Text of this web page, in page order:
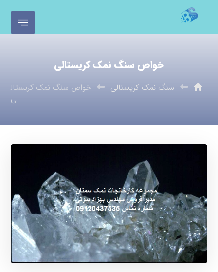
خواص سنگ نمک کریستالی
سنگ نمک کریستالی
خواص سنگ نمک کریستال
ی